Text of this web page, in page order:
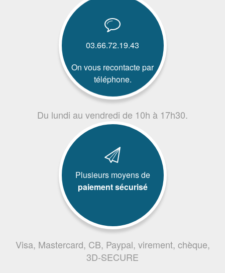
03.66.72.19.43
On vous recontacte par
téléphone.
Du lundi au vendredi de 10h à 17h30.
Plusieurs moyens de
paiement sécurisé
Visa, Mastercard, CB, Paypal, virement, chèque,
3D-SECURE